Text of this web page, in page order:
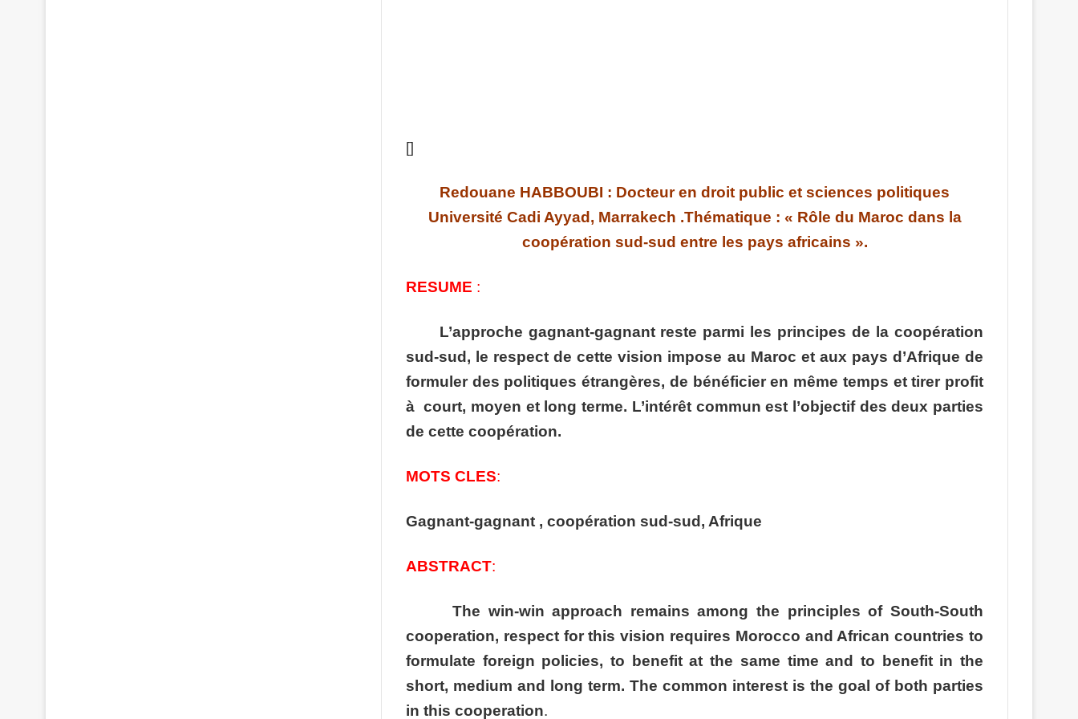
[]
Redouane HABBOUBI : Docteur en droit public et sciences politiques
Université Cadi Ayyad, Marrakech .Thématique : « Rôle du Maroc dans la
coopération sud-sud entre les pays africains ».
RESUME :
L’approche gagnant-gagnant reste parmi les principes de la coopération
sud-sud, le respect de cette vision impose au Maroc et aux pays d’Afrique de
formuler des politiques étrangères, de bénéficier en même temps et tirer profit
à court, moyen et long terme. L’intérêt commun est l’objectif des deux parties
de cette coopération.
MOTS CLES:
Gagnant-gagnant , coopération sud-sud, Afrique
ABSTRACT:
The win-win approach remains among the principles of South-South
cooperation, respect for this vision requires Morocco and African countries to
formulate foreign policies, to benefit at the same time and to benefit in the
short, medium and long term. The common interest is the goal of both parties
in this cooperation.